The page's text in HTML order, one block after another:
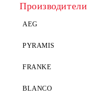
Производители
AEG
PYRAMIS
FRANKE
BLANCO